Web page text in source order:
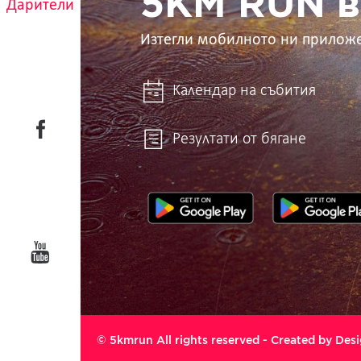
Дарители
Изтегли мобилното ни
Календар на събития
Резултати от бягане
© 5kmrun All rights reserved - Created by